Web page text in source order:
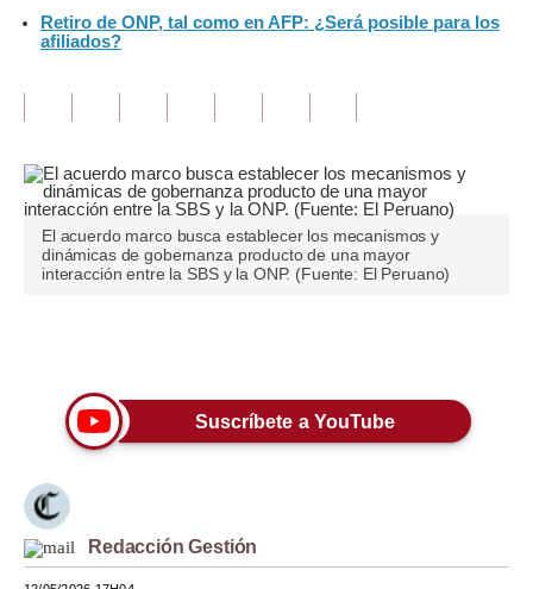
Plus G
Opinión
Pregunta de hoy
Blogs
Tendencias
Moda
Mundo
EEUU
Retiro de ONP, tal como en AFP: ¿Será posible para los
afiliados?
El acuerdo marco busca establecer los mecanismos y
dinámicas de gobernanza producto de una mayor
interacción entre la SBS y la ONP. (Fuente: El Peruano)
Suscríbete a YouTube
Redacción Gestión